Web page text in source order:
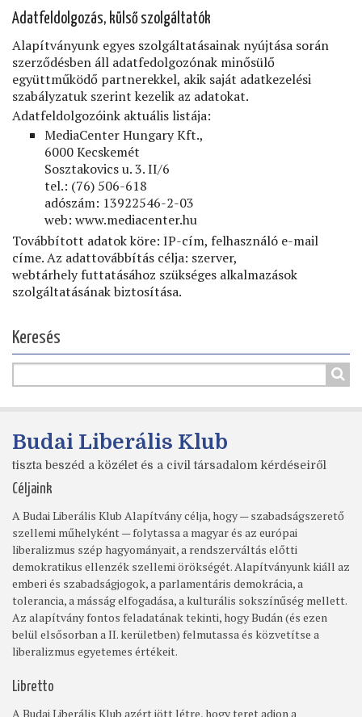
Adatfeldolgozás, külső szolgáltatók
Alapítványunk egyes szolgáltatásainak nyújtása során
szerződésben áll adatfedolgozónak minősülő
együttműködő partnerekkel, akik saját adatkezelési
szabályzatuk szerint kezelik az adatokat.
Adatfeldolgozóink aktuális listája:
MediaCenter Hungary Kft.,
6000 Kecskemét
Sosztakovics u. 3. II/6
tel.: (76) 506-618
adószám: 13922546-2-03
web: www.mediacenter.hu
Továbbított adatok köre: IP-cím, felhasználó e-mail
címe. Az adattovábbítás célja: szerver,
webtárhely futtatásához szükséges alkalmazások
szolgáltatásának biztosítása.
Keresés
Budai Liberális Klub
tiszta beszéd a közélet és a civil társadalom kérdéseiről
Céljaink
A Budai Liberális Klub Alapítvány célja, hogy — szabadságszerető
szellemi műhelyként — folytassa a magyar és az európai
liberalizmus szép hagyományait, a rendszerváltás előtti
demokratikus ellenzék szellemi örökségét. Alapítványunk kiáll az
emberi és szabadságjogok, a parlamentáris demokrácia, a
tolerancia, a másság elfogadása, a kulturális sokszínűség mellett.
Az alapítvány fontos feladatának tekinti, hogy Budán (és ezen
belül elsősorban a II. kerületben) felmutassa és közvetítse a
liberalizmus egyetemes értékeit.
Libretto
A Budai Liberális Klub azért jött létre, hogy teret adjon a